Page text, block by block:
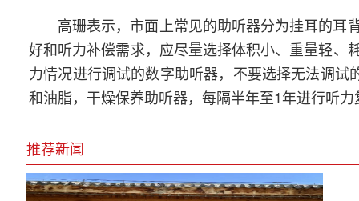
高珊表示，市面上常见的助听器分为挂耳的耳
好和听力补偿需求，应尽量选择体积小、重量轻、
力情况进行调试的数字助听器，不要选择无法调试
和油脂，干燥保养助听器，每隔半年至1年进行听
推荐新闻